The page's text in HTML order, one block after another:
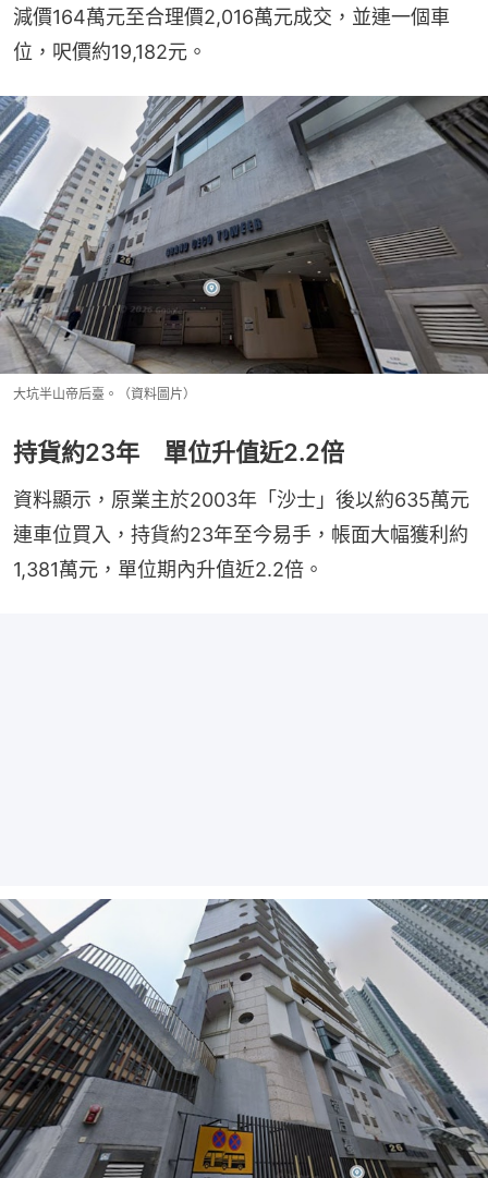
減價164萬元至合理價2,016萬元成交，並連一個車
位，呎價約19,182元。
大坑半山帝后臺。（資料圖片）
持貨約23年 單位升值近2.2倍
資料顯示，原業主於2003年「沙士」後以約635萬元
連車位買入，持貨約23年至今易手，帳面大幅獲利約
1,381萬元，單位期內升值近2.2倍。